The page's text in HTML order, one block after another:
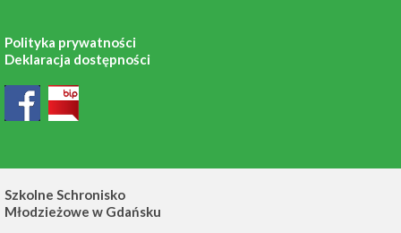
Polityka prywatności
Deklaracja dostępności
Szkolne Schronisko
Młodzieżowe w Gdańsku